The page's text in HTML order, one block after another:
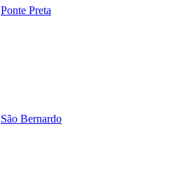
Ponte Preta
São Bernardo